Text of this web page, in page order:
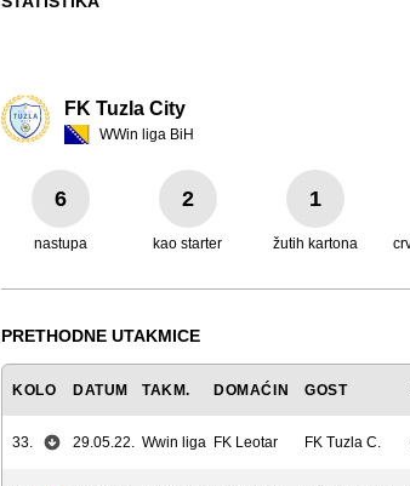
FK Tuzla City
WWin liga BiH
6
nastupa
2
kao starter
1
žutih kartona
PRETHODNE UTAKMICE
KOLO DATUM TAKM. DOMAĆIN GOST
33. 29.05.22. Wwin liga FK Leotar FK Tuzla C.